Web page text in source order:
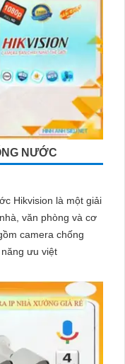
NƯỚC
Hikvision là một giải
văn phòng và cơ
ưu việt